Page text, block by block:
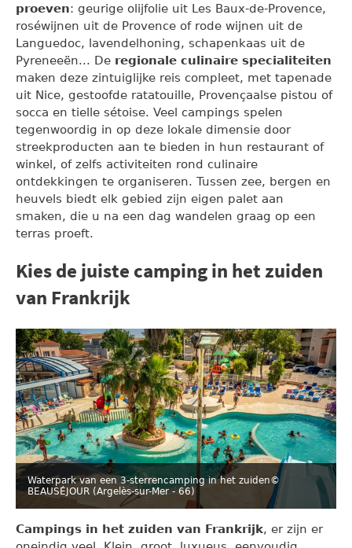
proeven: geurige olijfolie uit Les Baux-de-Provence,
roséwijnen uit de Provence of rode wijnen uit de
Languedoc, lavendelhoning, schapenkaas uit de
Pyreneeën... De regionale culinaire specialiteiten
maken deze zintuiglijke reis compleet, met tapenade
uit Nice, gestoofde ratatouille, Provençaalse pistou of
socca en tielle sétoise. Veel campings spelen
tegenwoordig in op deze lokale dimensie door
streekproducten aan te bieden in hun restaurant of
winkel, of zelfs activiteiten rond culinaire
ontdekkingen te organiseren. Tussen zee, bergen en
heuvels biedt elk gebied zijn eigen palet aan
smaken, die u na een dag wandelen graag op een
terras proeft.
Kies de juiste camping in het zuiden
van Frankrijk
Waterpark van een 3-sterrencamping in het zuiden©
BEAUSÉJOUR (Argelès-sur-Mer - 66)
Campings in het zuiden van Frankrijk, er zijn er